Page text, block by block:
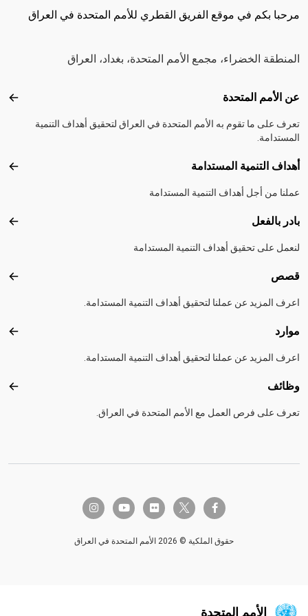
مرحبا بكم في موقع الفريق القطري للأمم المتحدة في العراق
المنطقة الخضراء، مجمع الأمم المتحدة، بغداد، العراق
Footer menu
عن الأمم المتحدة عن
تعرف على ما تقوم به الأمم المتحدة في العراق لتحقيق أهداف التنمية
المستدامة.
أهداف التنمية المستدامة
عملنا من أجل أهداف التنمية المستدامة
بادر بالفعل
لنعمل على تحقيق أهداف التنمية المستدامة
قصص
اعرف المزيد عن عملنا لتحقيق أهداف التنمية المستدامة.
موارد
اعرف المزيد عن عملنا لتحقيق أهداف التنمية المستدامة.
وظائف
تعرف على فرص العمل مع الأمم المتحدة في العراق.
facebook-f
twitter-x
flickr
youtube
instagram
حقوق الملكية © 2026 الأمم المتحدة في العراق
الأمم المتحدة